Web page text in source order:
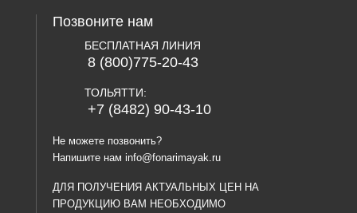
Позвоните нам
БЕСПЛАТНАЯ ЛИНИЯ
8 (800)775-20-43
ТОЛЬЯТТИ:
+7 (8482) 90-43-10
Не можете позвонить?
Напишите нам info@fonarimayak.ru
ДЛЯ ПОЛУЧЕНИЯ АКТУАЛЬНЫХ ЦЕН НА
ПРОДУКЦИЮ ВАМ НЕОБХОДИМО